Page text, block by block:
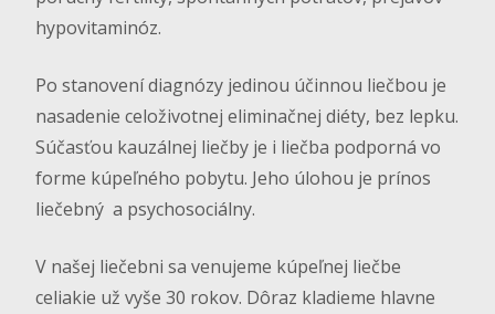
hypovitaminóz.
Po stanovení diagnózy jedinou účinnou liečbou je
nasadenie celoživotnej eliminačnej diéty, bez lepku.
Súčasťou kauzálnej liečby je i liečba podporná vo
forme kúpeľného pobytu. Jeho úlohou je prínos
liečebný a psychosociálny.
V našej liečebni sa venujeme kúpeľnej liečbe
celiakie už vyše 30 rokov. Dôraz kladieme hlavne